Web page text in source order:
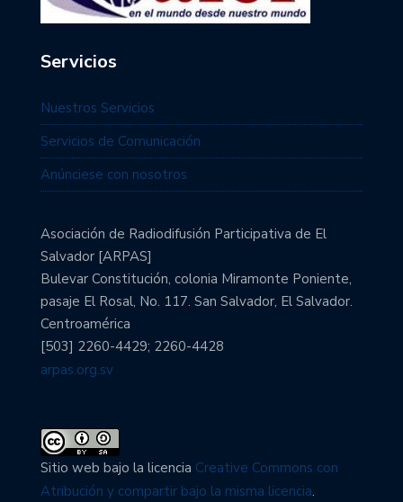
Servicios
Nuestros Servicios
Servicios de Comunicación
Anúnciese con nosotros
Asociación de Radiodifusión Participativa de El
Salvador [ARPAS]
Bulevar Constitución, colonia Miramonte Poniente,
pasaje El Rosal, No. 117. San Salvador, El Salvador.
Centroamérica
[503] 2260-4429; 2260-4428
arpas.org.sv
Sitio web bajo la licencia Creative Commons con
Atribución y compartir bajo la misma licencia.